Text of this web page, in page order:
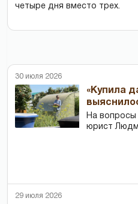
четыре дня вместо трех.
30 июля 2026
«Купила
На вопросы
юрист
29 июля 2026